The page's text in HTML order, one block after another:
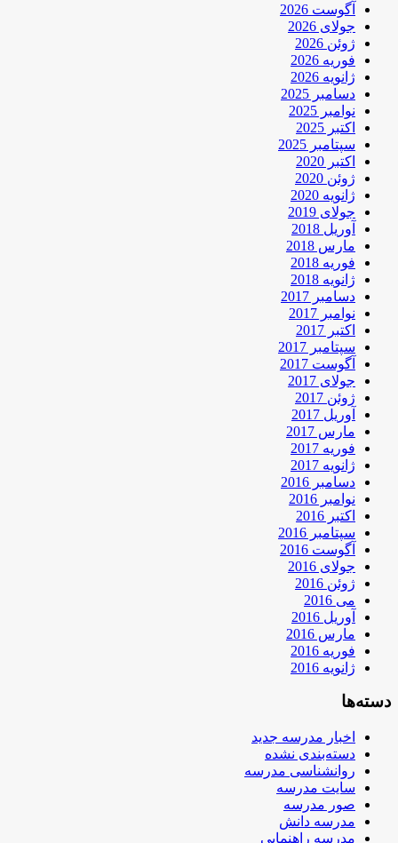
آگوست 2026
جولای 2026
ژوئن 2026
فوریه 2026
ژانویه 2026
دسامبر 2025
نوامبر 2025
اکتبر 2025
سپتامبر 2025
اکتبر 2020
ژوئن 2020
ژانویه 2020
جولای 2019
آوریل 2018
مارس 2018
فوریه 2018
ژانویه 2018
دسامبر 2017
نوامبر 2017
اکتبر 2017
سپتامبر 2017
آگوست 2017
جولای 2017
ژوئن 2017
آوریل 2017
مارس 2017
فوریه 2017
ژانویه 2017
دسامبر 2016
نوامبر 2016
اکتبر 2016
سپتامبر 2016
آگوست 2016
جولای 2016
ژوئن 2016
می 2016
آوریل 2016
مارس 2016
فوریه 2016
ژانویه 2016
دسته‌ها
اخبار مدرسه جدید
دسته‌بندی نشده
روانشناسی مدرسه
سایت مدرسه
صور مدرسه
مدرسه دانش
مدرسه راهنمایی